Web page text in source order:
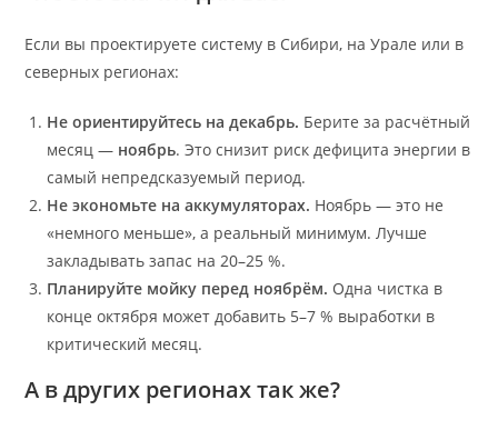
Если вы проектируете систему в Сибири, на Урале или в
северных регионах:
Не ориентируйтесь на декабрь. Берите за расчётный
месяц — ноябрь. Это снизит риск дефицита энергии в
самый непредсказуемый период.
Не экономьте на аккумуляторах. Ноябрь — это не
«немного меньше», а реальный минимум. Лучше
закладывать запас на 20–25 %.
Планируйте мойку перед ноябрём. Одна чистка в
конце октября может добавить 5–7 % выработки в
критический месяц.
А в других регионах так же?